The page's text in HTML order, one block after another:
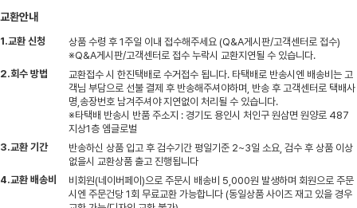
교환안내
1.교환 신청
상품 수령 후 1주일 이내 접수해주세요 (Q&A게시판/고객센터로 접수)
※Q&A게시판/고객센터로 접수 누락시 교환지연될 수 있습니다.
2.회수 방법
교환접수 시 한진택배로 수거접수 됩니다. 타택배로 반송시엔 배송비는 고
객님 부담으로 선불 결제 후 반송해주셔야하며, 반송 후 고객센터로 택배사
명,송장번호 남겨주셔야 지연없이 처리될 수 있습니다.
※타택배 반송시 반품 주소지 : 경기도 용인시 처인구 원삼면 원양로 487
지상1층 엠글로벌
3.교환 기간
반송하신 상품 입고 후 검수기간 평일기준 2~3일 소요, 검수 후 상품 이상
없을시 교환상품 출고 진행됩니다
4.교환 배송비
비회원(네이버페이)으로 주문시 배송비 5,000원 발생하며 회원으로 주문
시엔 주문건당 1회 무료교환 가능합니다 (동일상품 사이즈 재고 있을 경우